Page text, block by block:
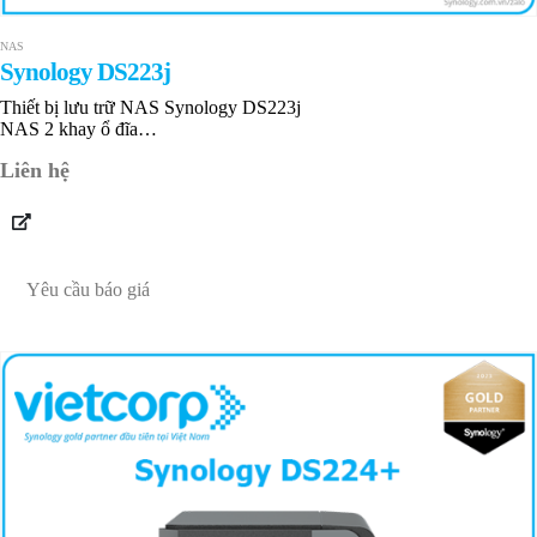
NAS
Synology DS223j
Thiết bị lưu trữ NAS Synology DS223j
NAS 2 khay ổ đĩa
1 x 1GbE RJ-45
Liên hệ
Yêu cầu báo giá